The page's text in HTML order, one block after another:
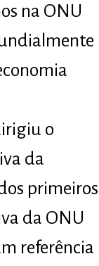
na ONU
o
da
primeiros
da ONU
referência